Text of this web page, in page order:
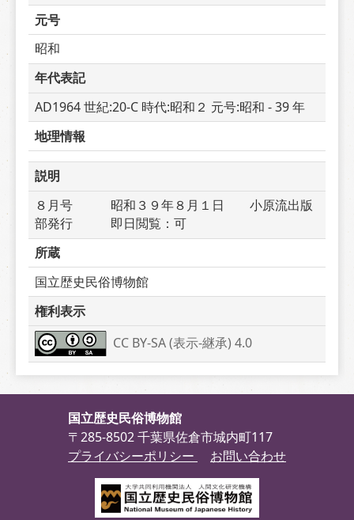
元号
昭和
年代表記
AD1964 世紀:20-C 時代:昭和２ 元号:昭和 - 39 年
地理情報
説明
８月号　　　昭和３９年８月１日　　小原流出版
部発行　　　即日閲覧：可
所蔵
国立歴史民俗博物館
権利表示
CC BY-SA (表示-継承) 4.0
国立歴史民俗博物館
〒285-8502 千葉県佐倉市城内町117
プライバシーポリシー
お問い合わせ